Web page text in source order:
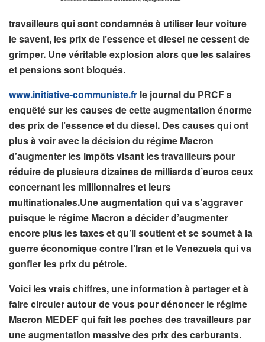
travailleurs qui sont condamnés à utiliser leur voiture
le savent, les prix de l’essence et diesel ne cessent de
grimper. Une véritable explosion alors que les salaires
et pensions sont bloqués.
www.initiative-communiste.fr le journal du PRCF a
enquêté sur les causes de cette augmentation énorme
des prix de l’essence et du diesel. Des causes qui ont
plus à voir avec la décision du régime Macron
d’augmenter les impôts visant les travailleurs pour
réduire de plusieurs dizaines de milliards d’euros ceux
concernant les millionnaires et leurs
multinationales.Une augmentation qui va s’aggraver
puisque le régime Macron a décider d’augmenter
encore plus les taxes et qu’il soutient et se soumet à la
guerre économique contre l’Iran et le Venezuela qui va
gonfler les prix du pétrole.
Voici les vrais chiffres, une information à partager et à
faire circuler autour de vous pour dénoncer le régime
Macron MEDEF qui fait les poches des travailleurs par
une augmentation massive des prix des carburants.